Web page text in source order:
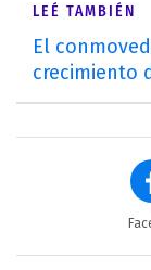
LEÉ TAMBIÉN
El
crecimiento